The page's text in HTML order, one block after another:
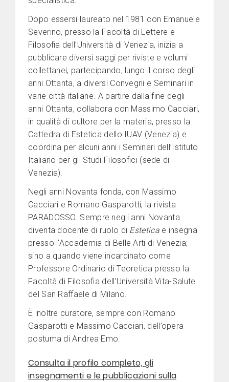
Dopo essersi laureato nel 1981 con Emanuele
Severino, presso la Facoltà di Lettere e
Filosofia dell’Università di Venezia, inizia a
pubblicare diversi saggi per riviste e volumi
collettanei, partecipando, lungo il corso degli
anni Ottanta, a diversi Convegni e Seminari in
varie città italiane. A partire dalla fine degli
anni Ottanta, collabora con Massimo Cacciari,
in qualità di cultore per la materia, presso la
Cattedra di Estetica dello IUAV (Venezia) e
coordina per alcuni anni i Seminari dell’Istituto
Italiano per gli Studi Filosofici (sede di
Venezia).
Negli anni Novanta fonda, con Massimo
Cacciari e Romano Gasparotti, la rivista
PARADOSSO. Sempre negli anni Novanta
diventa docente di ruolo di Esteticae insegna
presso l’Accademia di Belle Arti di Venezia;
sino a quando viene incardinato come
Professore Ordinario di Teoretica presso la
Facoltà di Filosofia dell’Università Vita-Salute
del San Raffaele di Milano.
È inoltre curatore, sempre con Romano
Gasparotti e Massimo Cacciari, dell’opera
postuma di Andrea Emo.
Consulta il profilo completo, gli
insegnamenti e le pubblicazioni sulla